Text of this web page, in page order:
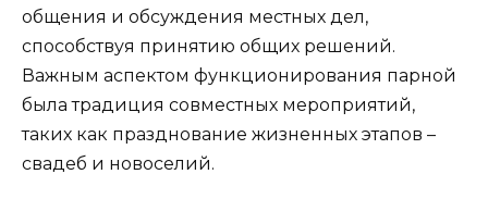
общения и обсуждения местных дел,
способствуя принятию общих решений.
Важным аспектом функционирования парной
была традиция совместных мероприятий,
таких как празднование жизненных этапов –
свадеб и новоселий.